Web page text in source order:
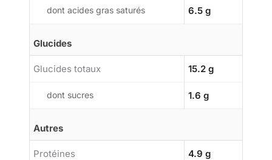
dont acides gras saturés 6.5 g
Glucides
Glucides totaux 15.2 g
dont sucres 1.6 g
Autres
Protéines 4.9 g